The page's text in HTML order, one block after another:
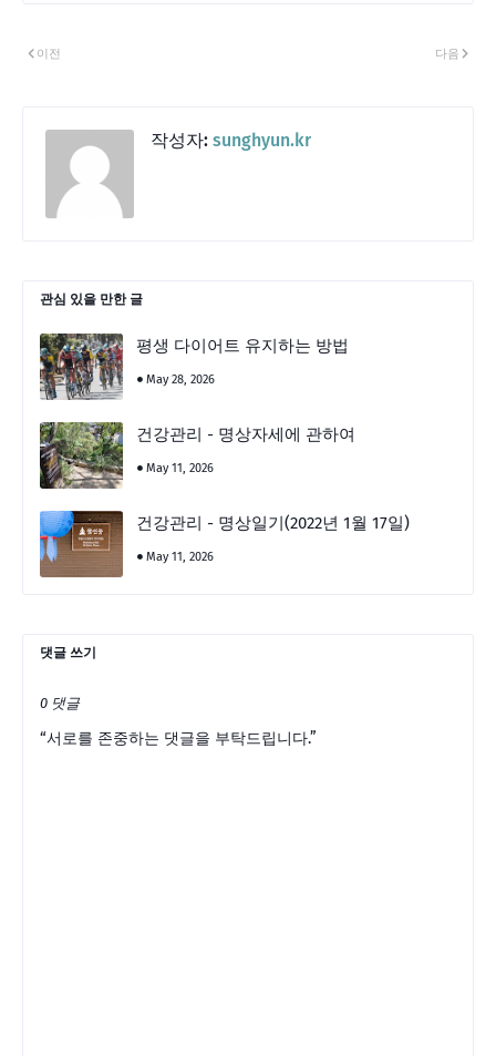
다음
이전
작성자: sunghyun.kr
관심 있을 만한 글
평생 다이어트 유지하는 방법
May 28, 2026
건강관리 - 명상자세에 관하여
May 11, 2026
건강관리 - 명상일기(2022년 1월 17일)
May 11, 2026
댓글 쓰기
0 댓글
“서로를 존중하는 댓글을 부탁드립니다.”